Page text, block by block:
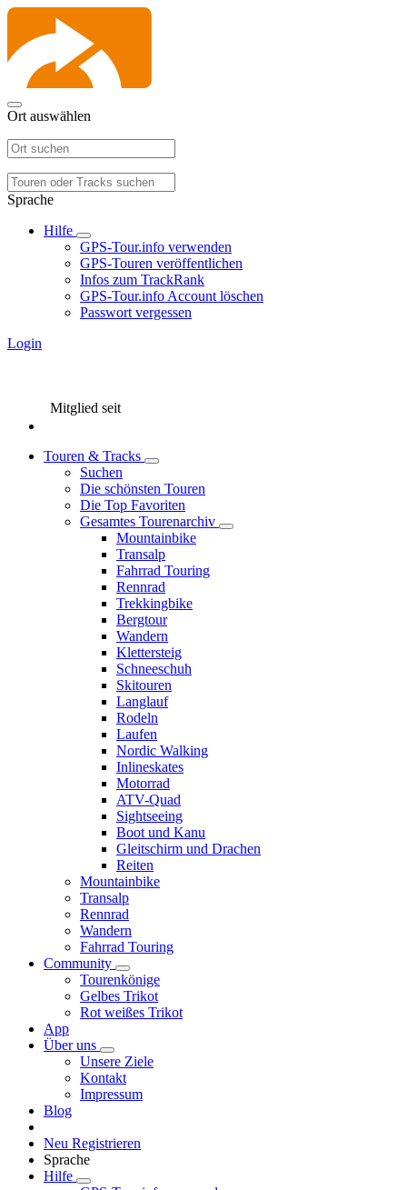
Ort auswählen
Sprache
Hilfe
GPS-Tour.info verwenden
GPS-Touren veröffentlichen
Infos zum TrackRank
GPS-Tour.info Account löschen
Passwort vergessen
Login
Mitglied seit
Touren & Tracks
Suchen
Die schönsten Touren
Die Top Favoriten
Gesamtes Tourenarchiv
Mountainbike
Transalp
Fahrrad Touring
Rennrad
Trekkingbike
Bergtour
Wandern
Klettersteig
Schneeschuh
Skitouren
Langlauf
Rodeln
Laufen
Nordic Walking
Inlineskates
Motorrad
ATV-Quad
Sightseeing
Boot und Kanu
Gleitschirm und Drachen
Reiten
Mountainbike
Transalp
Rennrad
Wandern
Fahrrad Touring
Community
Tourenkönige
Gelbes Trikot
Rot weißes Trikot
App
Über uns
Unsere Ziele
Kontakt
Impressum
Blog
Neu Registrieren
Sprache
Hilfe